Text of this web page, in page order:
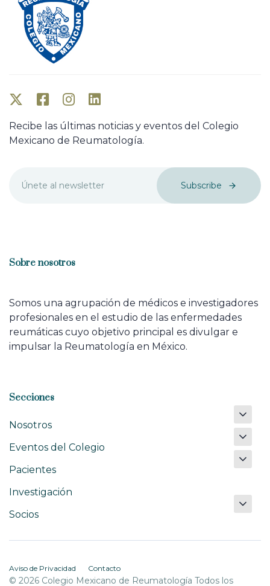
Recibe las últimas noticias y eventos del Colegio
Mexicano de Reumatología.
Subscribe
Sobre nosotros
Somos una agrupación de médicos e investigadores
profesionales en el estudio de las enfermedades
reumáticas cuyo objetivo principal es divulgar e
impulsar la Reumatología en México.
Secciones
Nosotros
Eventos del Colegio
Pacientes
Investigación
Socios
Aviso de Privacidad Contacto
© 2026 Colegio Mexicano de Reumatología Todos los